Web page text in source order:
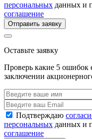
персональных данных и
соглашение
Отправить заявку
Оставьте заявку
Проверь какие 5 ошибок
заключении
Подтверждаю
персональных данных и
соглашение